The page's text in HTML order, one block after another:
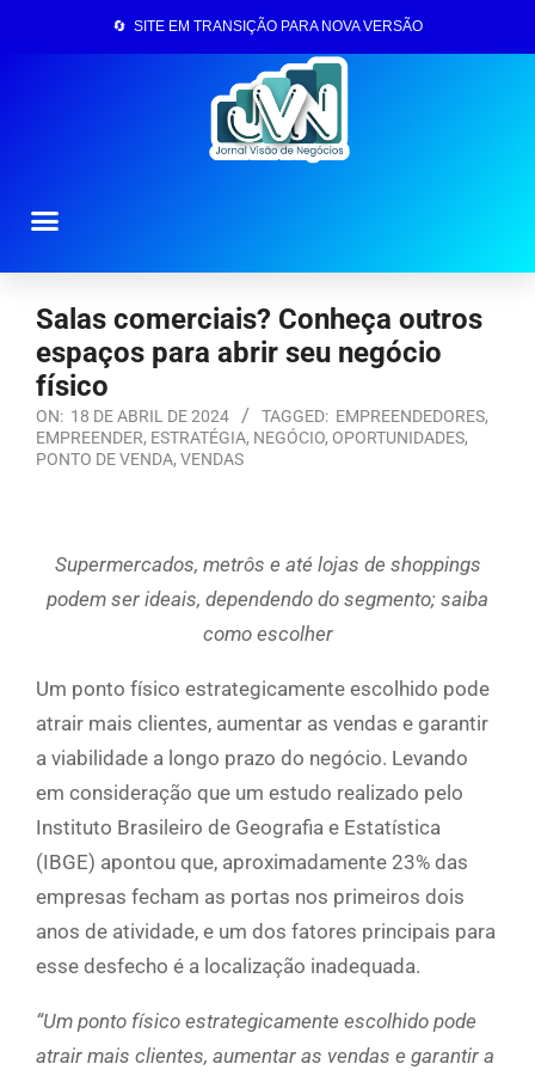
🔄 SITE EM TRANSIÇÃO PARA NOVA VERSÃO
Salas comerciais? Conheça outros
espaços para abrir seu negócio
físico
ON: 18 DE ABRIL DE 2024 TAGGED: EMPREENDEDORES,
EMPREENDER, ESTRATÉGIA, NEGÓCIO, OPORTUNIDADES,
PONTO DE VENDA, VENDAS
Supermercados, metrôs e até lojas de shoppings
podem ser ideais, dependendo do segmento; saiba
como escolher
Um ponto físico estrategicamente escolhido pode
atrair mais clientes, aumentar as vendas e garantir
a viabilidade a longo prazo do negócio. Levando
em consideração que um estudo realizado pelo
Instituto Brasileiro de Geografia e Estatística
(IBGE) apontou que, aproximadamente 23% das
empresas fecham as portas nos primeiros dois
anos de atividade, e um dos fatores principais para
esse desfecho é a localização inadequada.
“Um ponto físico estrategicamente escolhido pode
atrair mais clientes, aumentar as vendas e garantir a